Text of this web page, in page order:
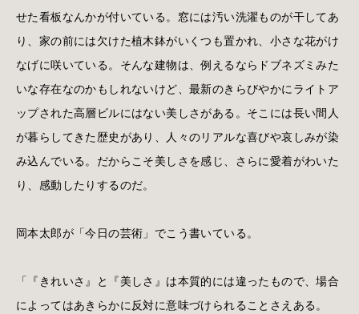
せた看板なんかが付いている。窓には汚い洗濯ものが干してあ
り、家の前には欠けた植木鉢がいくつも置かれ、小さな花がけ
なげに咲いている。そんな建物は、例えるならドブネズミみた
いな存在なのかもしれないけど、最新のきらびやかにライトア
ップされた高層ビルにはない美しさがある。そこには長い間人
が暮らしてきた歴史があり、人々のリアルな喜びや哀しみが染
み込んでいる。だからこそ美しさを感じ、さらに愛着がわいた
り、感動したりするのだ。
岡本太郎が「今日の芸術」でこう書いている。
「『きれいさ』と『美しさ』は本質的には違ったもので、場合
によってはあきらかに反対に意味づけられることさえある。